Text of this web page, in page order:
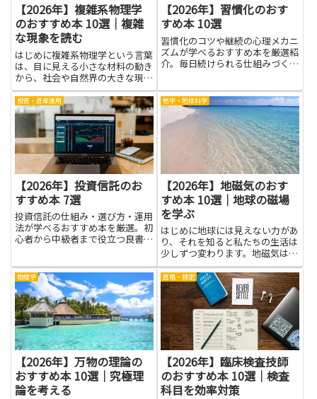
【2026年】複雑系物理学
のおすすめ本 10選｜複雑
な現象を読む
はじめに複雑系物理学という言葉
は、目に見える小さな材料の動き
から、社会や自然界の大きな現象
まで、たくさんの要素が絡み合っ
て生まれる不思議をやさしく照ら
します。難しそうに聞こえるかも
しれませんが、物事がどのように
変化していくのかを、身近な例
を...
【2026年】習慣化のおす
すめ本 10選
習慣化のコツや継続の心理メカニ
ズムが学べるおすすめ本を厳選紹
介。毎日続けられる仕組みづくり
投資・資産運用
【2026年】投資信託のお
すすめ本 7選
投資信託の仕組み・選び方・運用
法が学べるおすすめ本を厳選。初
心者から中級者まで役立つ良書が
地学・地球科学
【2026年】地磁気のおす
すめ本 10選｜地球の磁場
を学ぶ
はじめに地球には見えない力があ
り、それを知ると私たちの生活は
少しずつ変わります。地磁気は羅
針盤の指す方向を決めるだけでな
く、宇宙の風や太陽の影響を受け
た地球のしくみを教えてくれま
す。地球の磁場を学ぶと、スマホ
の通信、飛行機の航路、野外活動
の...
物理学
【2026年】万物の理論の
おすすめ本 10選｜究極理
論を考える
資格・検定
【2026年】臨床検査技師
のおすすめ本 10選｜検査
科目を効率対策